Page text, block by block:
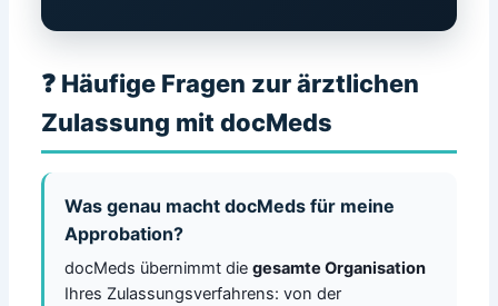
❓ Häufige Fragen zur ärztlichen
Zulassung mit docMeds
Was genau macht docMeds für meine
Approbation?
docMeds übernimmt die gesamte Organisation
Ihres Zulassungsverfahrens: von der